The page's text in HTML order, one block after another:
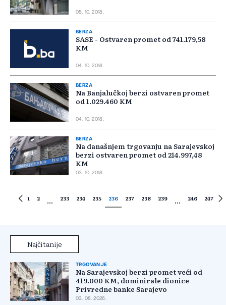
05. 10. 2018.
BERZA
SASE - Ostvaren promet od 741.179,58
KM
04. 10. 2018.
BERZA
Na Banjalučkoj berzi ostvaren promet
od 1.029.460 KM
04. 10. 2018.
BERZA
Na današnjem trgovanju na Sarajevskoj
berzi ostvaren promet od 214.997,48
KM
03. 10. 2018.
1 2 ... 233 234 235 236 237 238 239 ... 246 247
Najčitanije
TRGOVANJE
Na Sarajevskoj berzi promet veći od
419.000 KM, dominirale dionice
Privredne banke Sarajevo
03. 08. 2026.